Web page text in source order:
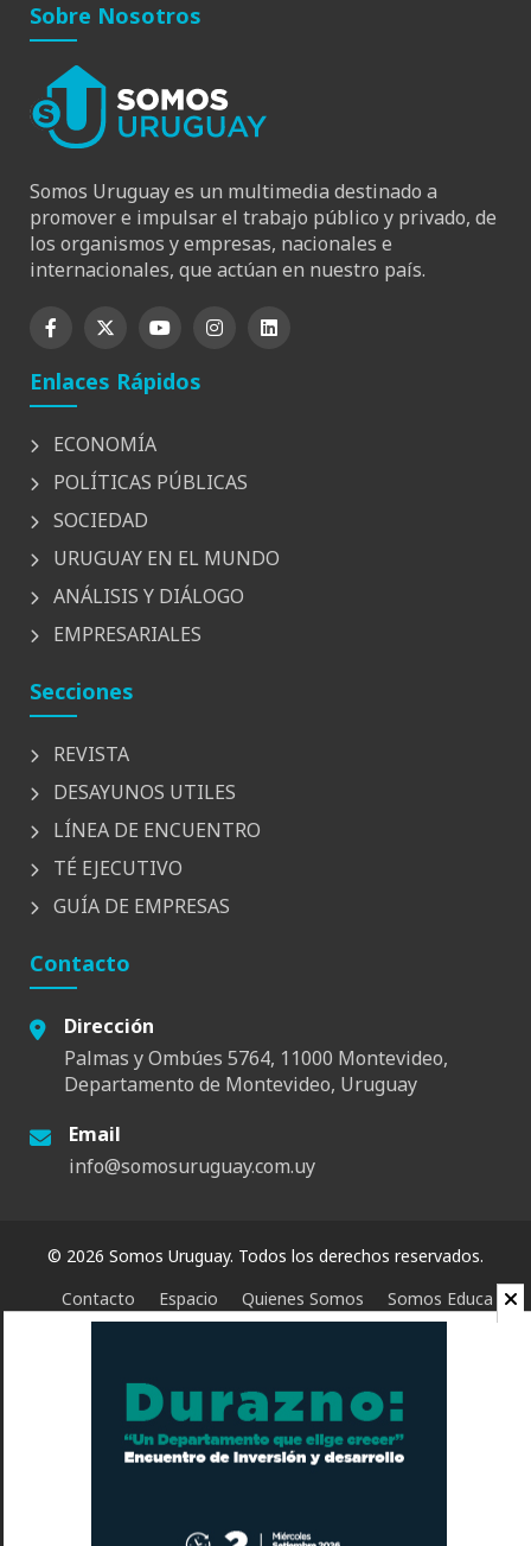
Sobre Nosotros
Somos Uruguay es un multimedia destinado a
promover e impulsar el trabajo público y privado, de
los organismos y empresas, nacionales e
internacionales, que actúan en nuestro país.
Enlaces Rápidos
ECONOMÍA
POLÍTICAS PÚBLICAS
SOCIEDAD
URUGUAY EN EL MUNDO
ANÁLISIS Y DIÁLOGO
EMPRESARIALES
Secciones
REVISTA
DESAYUNOS UTILES
LÍNEA DE ENCUENTRO
TÉ EJECUTIVO
GUÍA DE EMPRESAS
Contacto
Dirección
Palmas y Ombúes 5764, 11000 Montevideo,
Departamento de Montevideo, Uruguay
Email
info@somosuruguay.com.uy
© 2026 Somos Uruguay. Todos los derechos reservados.
Contacto
Espacio Quienes Somos Somos Educa